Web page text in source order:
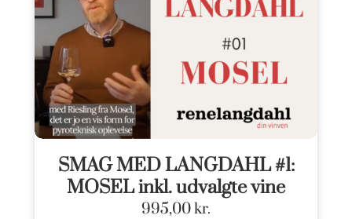
SMAG MED LANGDAHL #1:
MOSEL inkl. udvalgte vine
995,00kr.